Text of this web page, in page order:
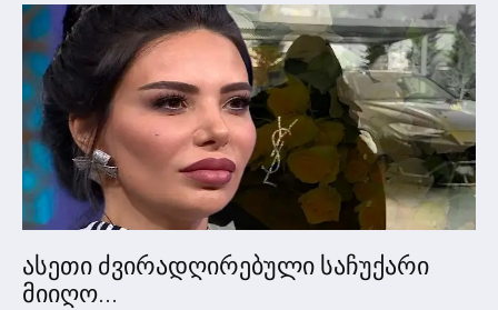
ასეთი ძვირადღირებული საჩუქარი
მიიღო...